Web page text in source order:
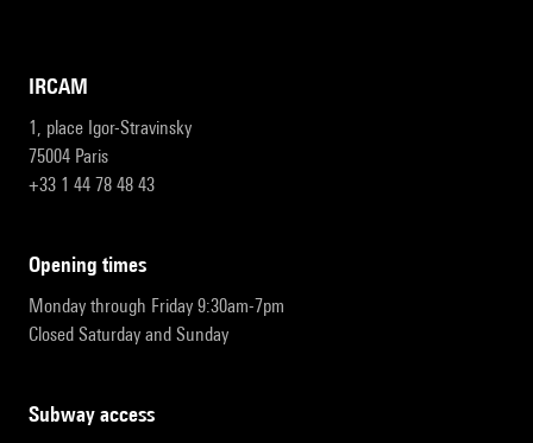
IRCAM
1, place Igor-Stravinsky
75004 Paris
+33 1 44 78 48 43
opening times
Monday through Friday 9:30am-7pm
Closed Saturday and Sunday
subway access